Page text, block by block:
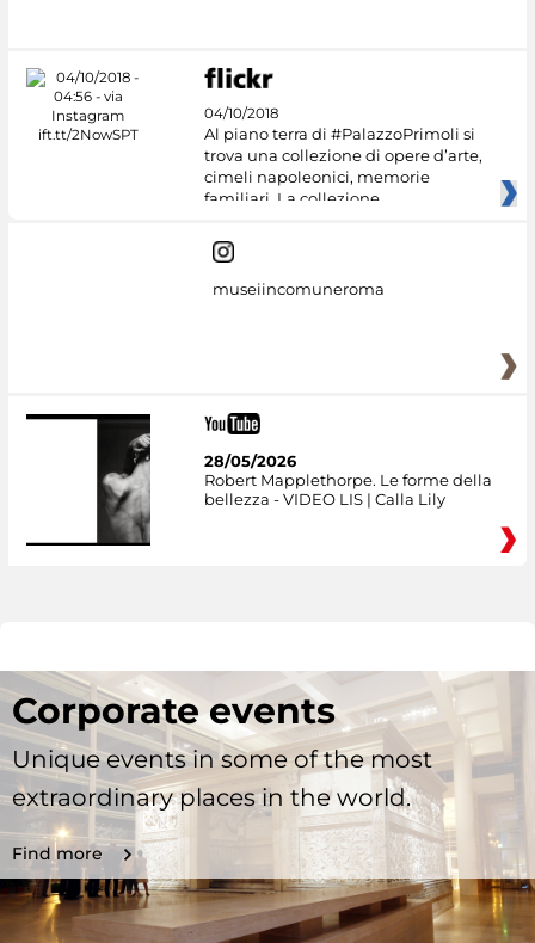
04/10/2018
Al piano terra di #PalazzoPrimoli si
trova una collezione di opere d’arte,
cimeli napoleonici, memorie
familiari. La collezione
museiincomuneroma
28/05/2026
Robert Mapplethorpe. Le forme della
bellezza - VIDEO LIS | Calla Lily
Corporate events
Unique events in some of the most
extraordinary places in the world.
Find more